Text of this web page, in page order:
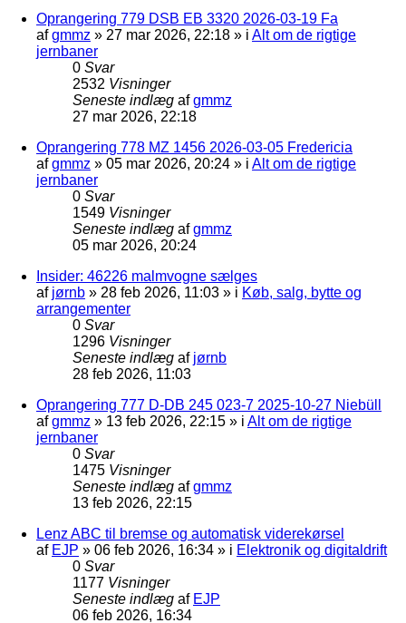
Oprangering 779 DSB EB 3320 2026-03-19 Fa
afgmmz » 27 mar 2026, 22:18 » i Alt om de rigtige
jernbaner
0 Svar
2532 Visninger
Seneste indlæg afgmmz
27 mar 2026, 22:18
Oprangering 778 MZ 1456 2026-03-05 Fredericia
afgmmz » 05 mar 2026, 20:24 » i Alt om de rigtige
jernbaner
0 Svar
1549 Visninger
Seneste indlæg afgmmz
05 mar 2026, 20:24
Insider: 46226 malmvogne sælges
af jørnb » 28 feb 2026, 11:03 » i Køb, salg, bytte og
arrangementer
0 Svar
1296 Visninger
Seneste indlæg af jørnb
28 feb 2026, 11:03
Oprangering 777 D-DB 245 023-7 2025-10-27 Niebüll
afgmmz » 13 feb 2026, 22:15 » i Alt om de rigtige
jernbaner
0 Svar
1475 Visninger
Seneste indlæg afgmmz
13 feb 2026, 22:15
Lenz ABC til bremse og automatisk viderekørsel
af EJP » 06 feb 2026, 16:34 » i Elektronik og digitaldrift
0 Svar
1177 Visninger
Seneste indlæg af EJP
06 feb 2026, 16:34